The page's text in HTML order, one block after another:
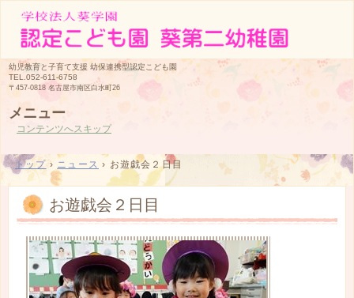
幼児教育と子育て支援 幼保連携型認定こども園
TEL.052-611-6758
〒457-0818 名古屋市南区白水町26
メニュー
コンテンツへスキップ
トップ › ニュース › お遊戯会２日目
お遊戯会２日目